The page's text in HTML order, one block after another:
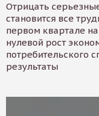
Отрицать
становится все
первом квартале
нулевой рост
потребительского
результаты